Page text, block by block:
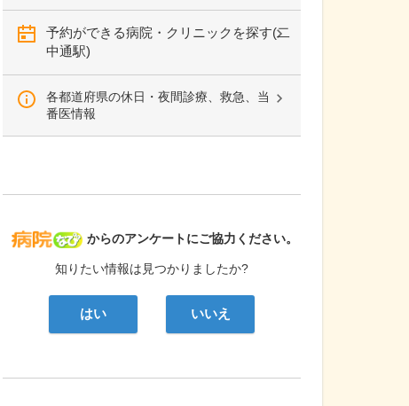
予約ができる病院・クリニックを探す(二
中通駅)
各都道府県の休日・夜間診療、救急、当
番医情報
病院なび
からのアンケートにご協力ください。
知りたい情報は見つかりましたか?
はい いいえ